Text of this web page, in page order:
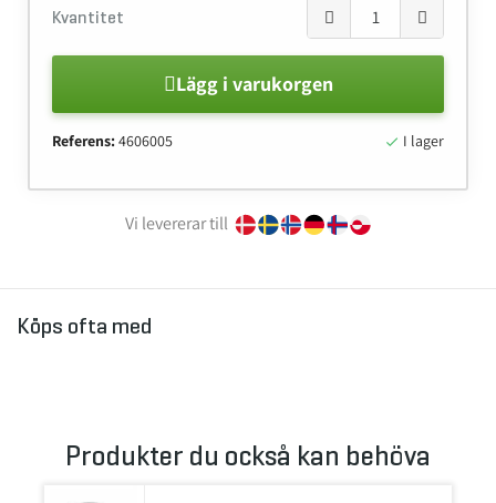
Kvantitet
Lägg i varukorgen
Referens:4606005  I lager
Vi levererar till
Köps ofta med
Produkter du också kan behöva